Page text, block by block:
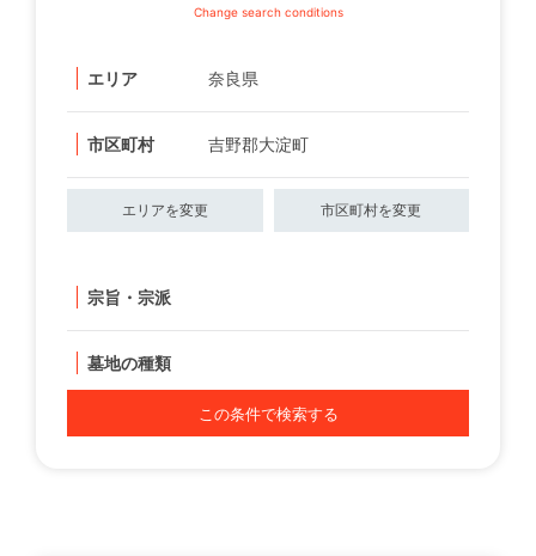
Change search conditions
エリア 奈良県
市区町村 吉野郡大淀町
エリアを変更 市区町村を変更
宗旨・宗派
墓地の種類
この条件で検索する